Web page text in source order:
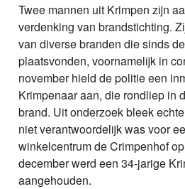
Twee mannen uit Krimpen zijn
verdenking van brandstichting.
van diverse branden die sinds
plaatsvonden, voornamelijk in
november hield de politie een
Krimpenaar aan, die rondliep in
brand. Uit onderzoek bleek
niet verantwoordelijk was voor
winkelcentrum de Crimpenhof
december werd een 34-jarige
aangehouden.